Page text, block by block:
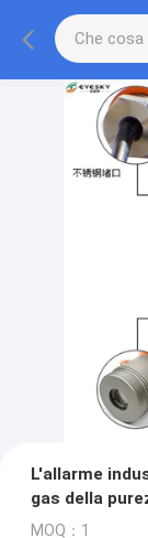
L'allarme
gas della
MOQ：1